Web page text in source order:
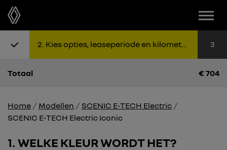
2 Kies opties, leaseperiode en kilometers 3
Totaal €704
Home Modellen
SCENIC E-TECH Electric
SCENIC E-TECH Electric Iconic
1 WELKE KLEUR WORDT HET?